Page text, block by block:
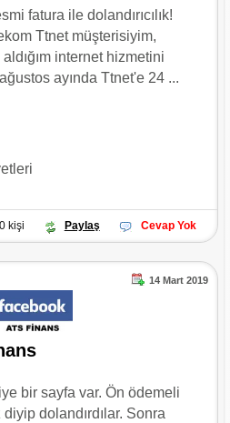
fatura ile dolandırıcılık!
Ttnet müşterisiyim,
internet hizmetini
ayında Ttnet'e 24 ...
kişi Paylaş Cevap Yok
14 Mart 2019
bir sayfa var. Ön ödemeli
dolandırdılar. Sonra